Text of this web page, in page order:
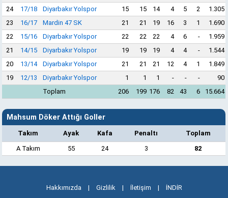
24
17/18 Diyarbakır Yolspor 15 15 14 4 5 2
1.305
23
16/17 Mardin 47 SK 21 21 19 16 3 1
1.690
22
15/16 Diyarbakır Yolspor 22 22 22 4 6 -
1.959
21
14/15 Diyarbakır Yolspor 19 19 19 4 4 -
1.544
20
13/14 Diyarbakır Yolspor 21 21 21 12 4 1
1.849
19
12/13 Diyarbakır Yolspor 1 1 1 - - -
90
Toplam
206 199 176 82 43 6 15.664
Mahsum Döker Attığı Goller
Takım Ayak Kafa Penaltı
Toplam
A Takım
55 24 3 82
Hakkımızda | Gizlilik | İletişim | İNDİR